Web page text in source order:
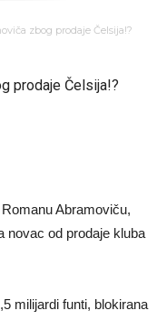
ih ne planira ukinuti
Serie A?
navoda o nasilju u
otkazuju, Zverev bez
zbog prodaje Čelsija!?
prodaje Čelsija!?
Abramoviču,
novac od prodaje kluba
milijardi funti, blokirana